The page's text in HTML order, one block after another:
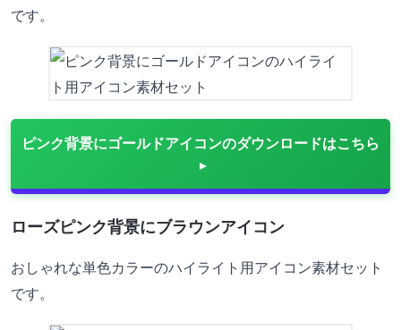
です。
ピンク背景にゴールドアイコンのダウンロードはこちら
ローズピンク背景にブラウンアイコン
おしゃれな単色カラーのハイライト用アイコン素材セット
です。